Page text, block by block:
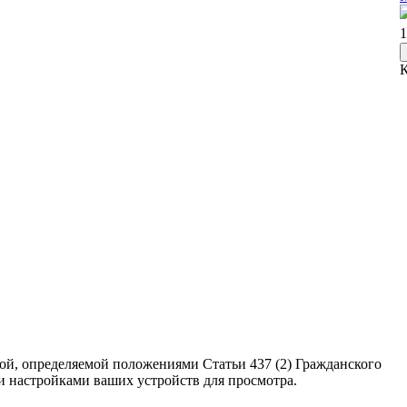
определяемой положениями Статьи 437 (2) Гражданского
настройками ваших устройств для просмотра.